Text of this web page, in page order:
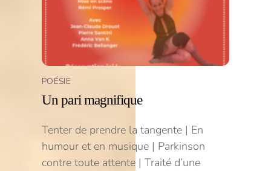
POÉSIE
Un pari magnifique
Tenter de prendre la tangente | En
humour et en musique | Parkinson
contre toute attente | Traité d’une